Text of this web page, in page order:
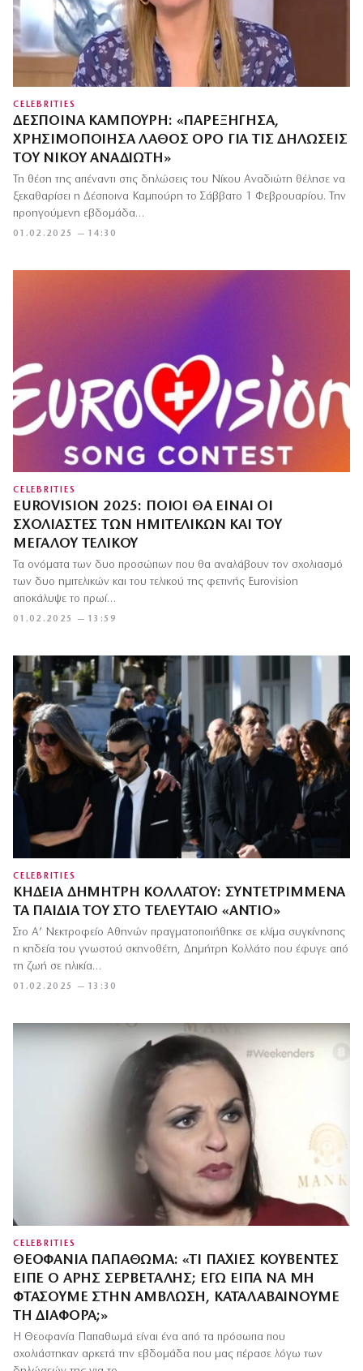
CELEBRITIES
ΔΈΣΠΟΙΝΑ ΚΑΜΠΟΎΡΗ: «ΠΑΡΕΞΉΓΗΣΑ,
ΧΡΗΣΙΜΟΠΟΊΗΣΑ ΛΆΘΟΣ ΌΡΟ ΓΙΑ ΤΙΣ ΔΗΛΏΣΕΙΣ
ΤΟΥ ΝΊΚΟΥ ΑΝΑΔΙΏΤΗ»
01.02.2025 — 14:30
Τη θέση της απέναντι στις δηλώσεις του Νίκου Αναδιώτη θέλησε να
ξεκαθαρίσει η Δέσποινα Καμπούρη το Σάββατο 1 Φεβρουαρίου. Την
προηγούμενη εβδομάδα…
CELEBRITIES
EUROVISION 2025: ΠΟΙΟΙ ΘΑ ΕΊΝΑΙ ΟΙ
ΣΧΟΛΙΑΣΤΈΣ ΤΩΝ ΗΜΙΤΕΛΙΚΏΝ ΚΑΙ ΤΟΥ
ΜΕΓΆΛΟΥ ΤΕΛΙΚΟΎ
01.02.2025 — 13:59
Τα ονόματα των δυο προσώπων που θα αναλάβουν τον σχολιασμό
των δυο ημιτελικών και του τελικού της φετινής Eurovision
αποκάλυψε το πρωί…
CELEBRITIES
ΚΗΔΕΊΑ ΔΗΜΉΤΡΗ ΚΟΛΛΆΤΟΥ: ΣΥΝΤΕΤΡΙΜΜΈΝΑ
ΤΑ ΠΑΙΔΙΆ ΤΟΥ ΣΤΟ ΤΕΛΕΥΤΑΊΟ «ΑΝΤΊΟ»
01.02.2025 — 13:30
Στο Α’ Νεκτροφείο Αθηνών πραγματοποιήθηκε σε κλίμα συγκίνησης
η κηδεία του γνωστού σκηνοθέτη, Δημήτρη Κολλάτο που έφυγε από
τη ζωή σε ηλικία…
CELEBRITIES
ΘΕΟΦΑΝΊΑ ΠΑΠΑΘΩΜΆ: «ΤΙ ΠΑΧΙΈΣ ΚΟΥΒΈΝΤΕΣ
ΕΊΠΕ Ο ΆΡΗΣ ΣΕΡΒΕΤΆΛΗΣ; ΕΓΏ ΕΊΠΑ ΝΑ ΜΗ
ΦΤΆΣΟΥΜΕ ΣΤΗΝ ΆΜΒΛΩΣΗ, ΚΑΤΑΛΑΒΑΊΝΟΥΜΕ
ΤΗ ΔΙΑΦΟΡΆ;»
Η Θεοφανία Παπαθωμά είναι ένα από τα πρόσωπα που
σχολιάστηκαν αρκετά την εβδομάδα που μας πέρασε λόγω των